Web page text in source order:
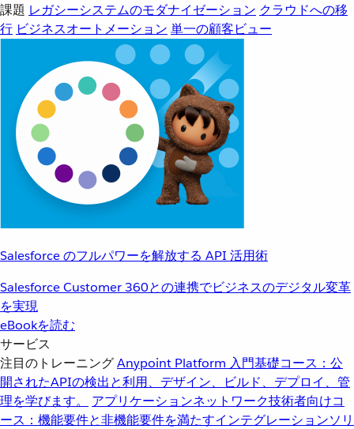
課題 レガシーシステムのモダナイゼーション クラウドへの移
行 ビジネスオートメーション 単一の顧客ビュー
Salesforce のフルパワーを解放する API 活用術
Salesforce Customer 360との連携でビジネスのデジタル変革
を実現
eBookを読む
サービス
注目のトレーニングAnypoint Platform 入門基礎コース：公
開されたAPIの検出と利用、デザイン、ビルド、デプロイ、管
理を学びます。
アプリケーションネットワーク技術者向けコ
ース：機能要件と非機能要件を満たすインテグレーションソリ